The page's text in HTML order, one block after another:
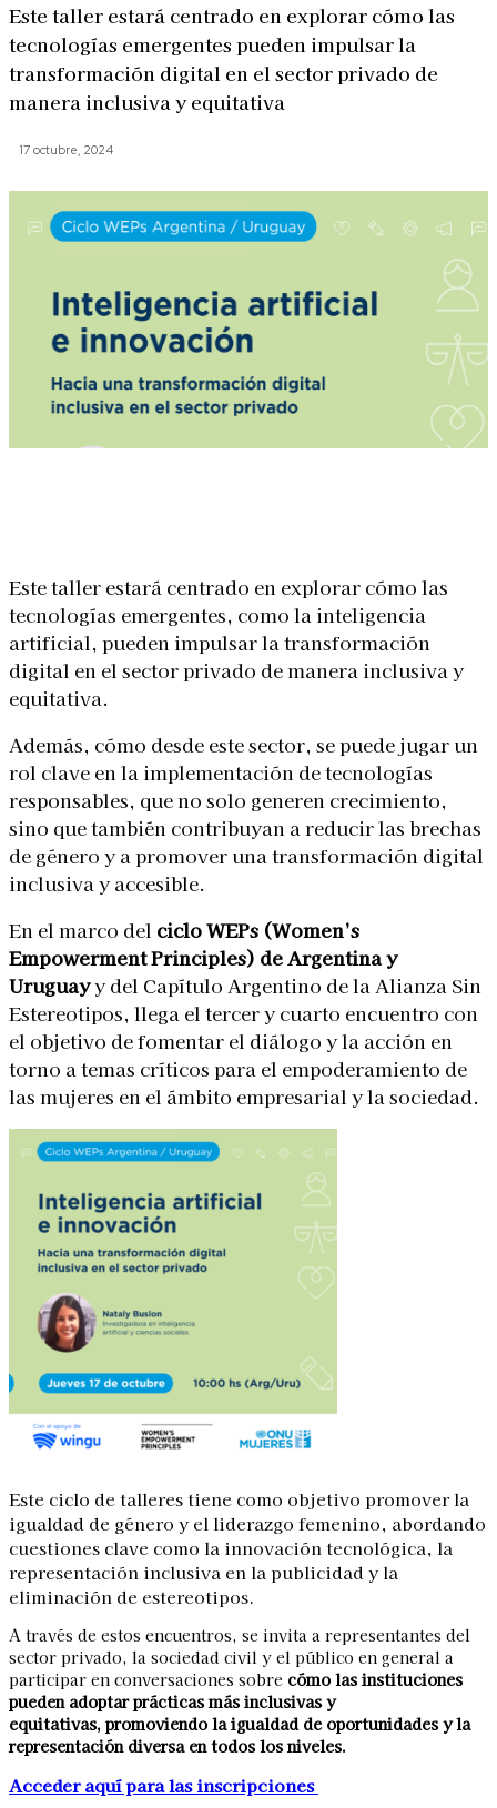
Este taller estará centrado en explorar cómo las
tecnologías emergentes pueden impulsar la
transformación digital en el sector privado de
manera inclusiva y equitativa
17 octubre, 2024
Este taller estará centrado en explorar cómo las
tecnologías emergentes, como la inteligencia
artificial, pueden impulsar la transformación
digital en el sector privado de manera inclusiva y
equitativa.
Además, cómo desde este sector, se puede jugar un
rol clave en la implementación de tecnologías
responsables, que no solo generen crecimiento,
sino que también contribuyan a reducir las brechas
de género y a promover una transformación digital
inclusiva y accesible.
En el marco del ciclo WEPs (Women’s
Empowerment Principles) de Argentina y
Uruguayy del Capítulo Argentino de la Alianza Sin
Estereotipos, llega el tercer y cuarto encuentro con
el objetivo de fomentar el diálogo y la acción en
torno a temas críticos para el empoderamiento de
las mujeres en el ámbito empresarial y la sociedad.
Este ciclo de talleres tiene como objetivo promover la
igualdad de género y el liderazgo femenino, abordando
cuestiones clave como la innovación tecnológica, la
representación inclusiva en la publicidad y la
eliminación de estereotipos.
A través de estos encuentros, se invita a representantes del
sector privado, la sociedad civil y el público en general a
participar en conversaciones sobre cómo las instituciones
pueden adoptar prácticas más inclusivas y
equitativas, promoviendo la igualdad de oportunidades y la
representación diversa en todos los niveles.
Acceder aquí para las inscripciones